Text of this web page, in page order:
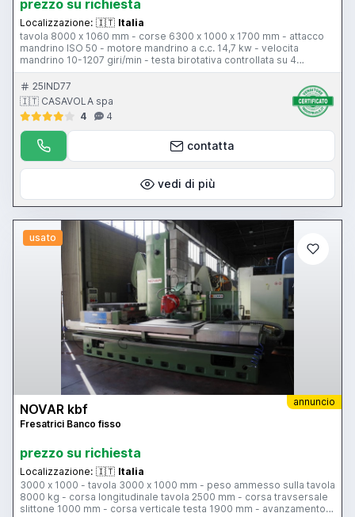
prezzo su richiesta
Localizzazione: 🇮🇹 Italia
tavola 8000 x 1060 mm - corse 6300 x 1000 x 1700 mm - attacco
mandrino ISO 50 - motore mandrino a c.c. 14,7 kw - velocita
mandrino 10-1207 giri/min - testa birotativa controllata su 4
posizioni - avanzamento di lavoro 4-2000 mm/min - avanzamento
rapido 4-6000 mm/min - CNC Heidenhain TNC 355
25IND77
🇮🇹 CASAVOLA spa
4
4
contatta
vedi di più
usato
annuncio
NOVAR kbf
Fresatrici Banco fisso
prezzo su richiesta
Localizzazione: 🇮🇹 Italia
3000 x 1000 - tavola 3000 x 1000 mm - peso ammesso sulla tavola
8000 kg - corsa longitudinale tavola 2500 mm - corsa travsersale
slittone 1000 mm - corsa verticale testa 1900 mm - avanzamento